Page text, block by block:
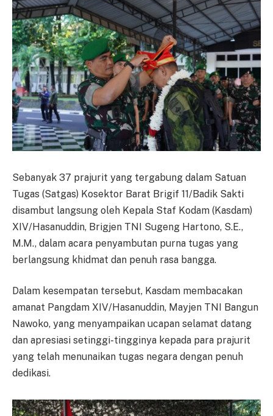
Sebanyak 37 prajurit yang tergabung dalam Satuan
Tugas (Satgas) Kosektor Barat Brigif 11/Badik Sakti
disambut langsung oleh Kepala Staf Kodam (Kasdam)
XIV/Hasanuddin, Brigjen TNI Sugeng Hartono, S.E.,
M.M., dalam acara penyambutan purna tugas yang
berlangsung khidmat dan penuh rasa bangga.
Dalam kesempatan tersebut, Kasdam membacakan
amanat Pangdam XIV/Hasanuddin, Mayjen TNI Bangun
Nawoko, yang menyampaikan ucapan selamat datang
dan apresiasi setinggi-tingginya kepada para prajurit
yang telah menunaikan tugas negara dengan penuh
dedikasi.